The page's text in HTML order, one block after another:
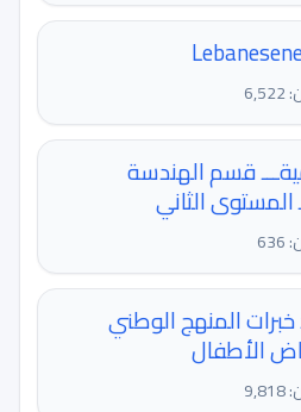
قسم الهندسة
المستوى الثاني
خبرات المنهج الوطني
الأطفال